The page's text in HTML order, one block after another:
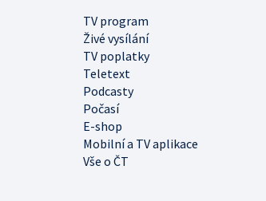
TV program
Živé vysílání
TV poplatky
Teletext
Podcasty
Počasí
E-shop
Mobilní a TV aplikace
Vše o ČT